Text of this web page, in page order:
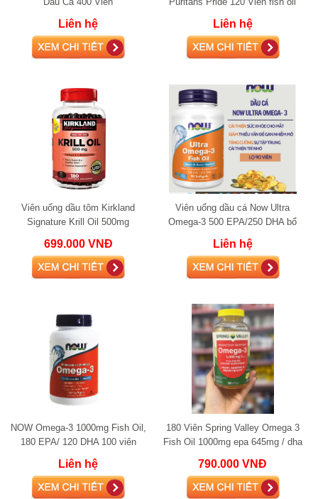
Liên hệ Liên hệ
Viên uống dầu tôm Kirkland
Signature Krill Oil 500mg
699.000 VNĐ
Viên uống dầu cá Now Ultra
Omega-3 500 EPA/250 DHA bổ
Liên hệ
NOW Omega-3 1000mg Fish Oil,
180 EPA/ 120 DHA 100 viên
Liên hệ
180 Viên Spring Valley Omega 3
Fish Oil 1000mg epa 645mg / dha
790.000 VNĐ